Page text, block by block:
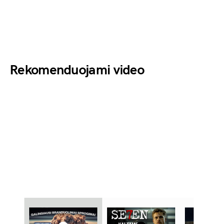
Rekomenduojami video